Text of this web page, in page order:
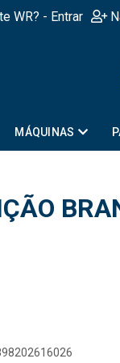
WR? - Entrar
MÁQUINAS